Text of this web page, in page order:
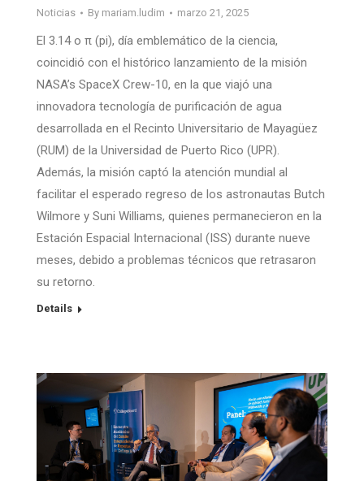
Noticias By mariam.ludim marzo 21, 2025
El 3.14 o π (pi), día emblemático de la ciencia,
coincidió con el histórico lanzamiento de la misión
NASA’s SpaceX Crew-10, en la que viajó una
innovadora tecnología de purificación de agua
desarrollada en el Recinto Universitario de Mayagüez
(RUM) de la Universidad de Puerto Rico (UPR).
Además, la misión captó la atención mundial al
facilitar el esperado regreso de los astronautas Butch
Wilmore y Suni Williams, quienes permanecieron en la
Estación Espacial Internacional (ISS) durante nueve
meses, debido a problemas técnicos que retrasaron
su retorno.
Details